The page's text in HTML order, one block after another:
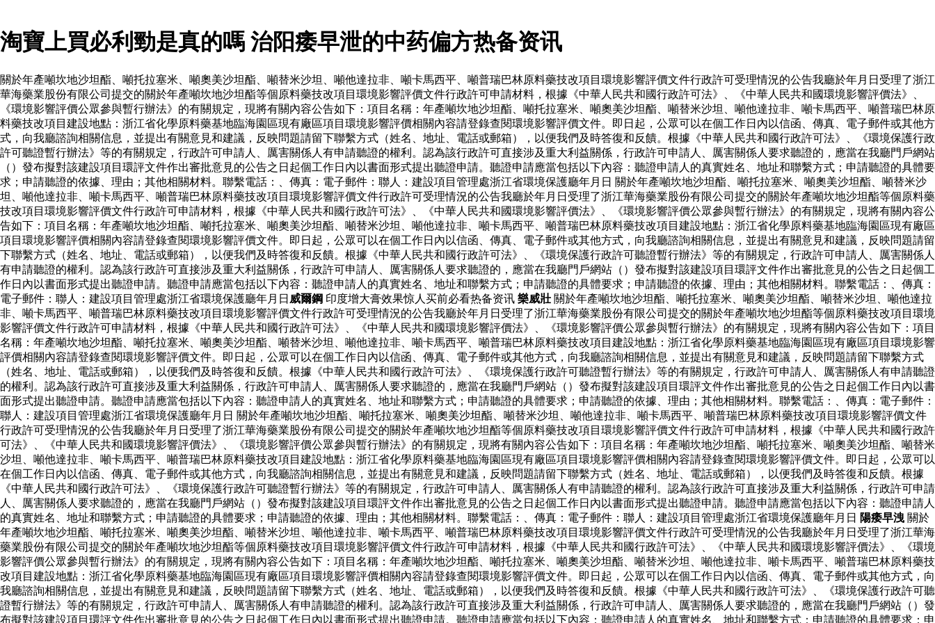
淘寶上買必利勁是真的嗎 治阳痿早泄的中药偏方热备资讯
關於年產噸坎地沙坦酯、噸托拉塞米、噸奧美沙坦酯、噸替米沙坦、噸他達拉非、噸卡馬西平、噸普瑞巴林原料藥技改項目環境影響評價文件行政許可受理情況的公告我廳於年月日受理了浙江
華海藥業股份有限公司提交的關於年產噸坎地沙坦酯等個原料藥技改項目環境影響評價文件行政許可申請材料，根據《中華人民共和國行政許可法》、《中華人民共和國環境影響評價法》、
《環境影響評價公眾參與暫行辦法》的有關規定，現將有關內容公告如下：項目名稱：年產噸坎地沙坦酯、噸托拉塞米、噸奧美沙坦酯、噸替米沙坦、噸他達拉非、噸卡馬西平、噸普瑞巴林原
料藥技改項目建設地點：浙江省化學原料藥基地臨海園區現有廠區項目環境影響評價相關內容請登錄查閱環境影響評價文件。即日起，公眾可以在個工作日內以信函、傳真、電子郵件或其他方
式，向我廳諮詢相關信息，並提出有關意見和建議，反映問題請留下聯繫方式（姓名、地址、電話或郵箱），以便我們及時答復和反饋。根據《中華人民共和國行政許可法》、《環境保護行政
許可聽證暫行辦法》等的有關規定，行政許可申請人、厲害關係人有申請聽證的權利。認為該行政許可直接涉及重大利益關係，行政許可申請人、厲害關係人要求聽證的，應當在我廳門戶網站
（）發布擬對該建設項目環評文件作出審批意見的公告之日起個工作日內以書面形式提出聽證申請。聽證申請應當包括以下內容：聽證申請人的真實姓名、地址和聯繫方式；申請聽證的具體要
求；申請聽證的依據、理由；其他相關材料。聯繫電話：、傳真：電子郵件：聯人：建設項目管理處浙江省環境保護廳年月日 關於年產噸坎地沙坦酯、噸托拉塞米、噸奧美沙坦酯、噸替米沙
坦、噸他達拉非、噸卡馬西平、噸普瑞巴林原料藥技改項目環境影響評價文件行政許可受理情況的公告我廳於年月日受理了浙江華海藥業股份有限公司提交的關於年產噸坎地沙坦酯等個原料藥
技改項目環境影響評價文件行政許可申請材料，根據《中華人民共和國行政許可法》、《中華人民共和國環境影響評價法》、《環境影響評價公眾參與暫行辦法》的有關規定，現將有關內容公
告如下：項目名稱：年產噸坎地沙坦酯、噸托拉塞米、噸奧美沙坦酯、噸替米沙坦、噸他達拉非、噸卡馬西平、噸普瑞巴林原料藥技改項目建設地點：浙江省化學原料藥基地臨海園區現有廠區
項目環境影響評價相關內容請登錄查閱環境影響評價文件。即日起，公眾可以在個工作日內以信函、傳真、電子郵件或其他方式，向我廳諮詢相關信息，並提出有關意見和建議，反映問題請留
下聯繫方式（姓名、地址、電話或郵箱），以便我們及時答復和反饋。根據《中華人民共和國行政許可法》、《環境保護行政許可聽證暫行辦法》等的有關規定，行政許可申請人、厲害關係人
有申請聽證的權利。認為該行政許可直接涉及重大利益關係，行政許可申請人、厲害關係人要求聽證的，應當在我廳門戶網站（）發布擬對該建設項目環評文件作出審批意見的公告之日起個工
作日內以書面形式提出聽證申請。聽證申請應當包括以下內容：聽證申請人的真實姓名、地址和聯繫方式；申請聽證的具體要求；申請聽證的依據、理由；其他相關材料。聯繫電話：、傳真：
電子郵件：聯人：建設項目管理處浙江省環境保護廳年月日 威爾鋼 印度增大膏效果惊人买前必看热备资讯 樂威壯 關於年產噸坎地沙坦酯、噸托拉塞米、噸奧美沙坦酯、噸替米沙坦、噸他達拉
非、噸卡馬西平、噸普瑞巴林原料藥技改項目環境影響評價文件行政許可受理情況的公告我廳於年月日受理了浙江華海藥業股份有限公司提交的關於年產噸坎地沙坦酯等個原料藥技改項目環境
影響評價文件行政許可申請材料，根據《中華人民共和國行政許可法》、《中華人民共和國環境影響評價法》、《環境影響評價公眾參與暫行辦法》的有關規定，現將有關內容公告如下：項目
名稱：年產噸坎地沙坦酯、噸托拉塞米、噸奧美沙坦酯、噸替米沙坦、噸他達拉非、噸卡馬西平、噸普瑞巴林原料藥技改項目建設地點：浙江省化學原料藥基地臨海園區現有廠區項目環境影響
評價相關內容請登錄查閱環境影響評價文件。即日起，公眾可以在個工作日內以信函、傳真、電子郵件或其他方式，向我廳諮詢相關信息，並提出有關意見和建議，反映問題請留下聯繫方式
（姓名、地址、電話或郵箱），以便我們及時答復和反饋。根據《中華人民共和國行政許可法》、《環境保護行政許可聽證暫行辦法》等的有關規定，行政許可申請人、厲害關係人有申請聽證
的權利。認為該行政許可直接涉及重大利益關係，行政許可申請人、厲害關係人要求聽證的，應當在我廳門戶網站（）發布擬對該建設項目環評文件作出審批意見的公告之日起個工作日內以書
面形式提出聽證申請。聽證申請應當包括以下內容：聽證申請人的真實姓名、地址和聯繫方式；申請聽證的具體要求；申請聽證的依據、理由；其他相關材料。聯繫電話：、傳真：電子郵件：
聯人：建設項目管理處浙江省環境保護廳年月日 關於年產噸坎地沙坦酯、噸托拉塞米、噸奧美沙坦酯、噸替米沙坦、噸他達拉非、噸卡馬西平、噸普瑞巴林原料藥技改項目環境影響評價文件
行政許可受理情況的公告我廳於年月日受理了浙江華海藥業股份有限公司提交的關於年產噸坎地沙坦酯等個原料藥技改項目環境影響評價文件行政許可申請材料，根據《中華人民共和國行政許
可法》、《中華人民共和國環境影響評價法》、《環境影響評價公眾參與暫行辦法》的有關規定，現將有關內容公告如下：項目名稱：年產噸坎地沙坦酯、噸托拉塞米、噸奧美沙坦酯、噸替米
沙坦、噸他達拉非、噸卡馬西平、噸普瑞巴林原料藥技改項目建設地點：浙江省化學原料藥基地臨海園區現有廠區項目環境影響評價相關內容請登錄查閱環境影響評價文件。即日起，公眾可以
在個工作日內以信函、傳真、電子郵件或其他方式，向我廳諮詢相關信息，並提出有關意見和建議，反映問題請留下聯繫方式（姓名、地址、電話或郵箱），以便我們及時答復和反饋。根據
《中華人民共和國行政許可法》、《環境保護行政許可聽證暫行辦法》等的有關規定，行政許可申請人、厲害關係人有申請聽證的權利。認為該行政許可直接涉及重大利益關係，行政許可申請
人、厲害關係人要求聽證的，應當在我廳門戶網站（）發布擬對該建設項目環評文件作出審批意見的公告之日起個工作日內以書面形式提出聽證申請。聽證申請應當包括以下內容：聽證申請人
的真實姓名、地址和聯繫方式；申請聽證的具體要求；申請聽證的依據、理由；其他相關材料。聯繫電話：、傳真：電子郵件：聯人：建設項目管理處浙江省環境保護廳年月日 陽痿早洩 關於
年產噸坎地沙坦酯、噸托拉塞米、噸奧美沙坦酯、噸替米沙坦、噸他達拉非、噸卡馬西平、噸普瑞巴林原料藥技改項目環境影響評價文件行政許可受理情況的公告我廳於年月日受理了浙江華海
藥業股份有限公司提交的關於年產噸坎地沙坦酯等個原料藥技改項目環境影響評價文件行政許可申請材料，根據《中華人民共和國行政許可法》、《中華人民共和國環境影響評價法》、《環境
影響評價公眾參與暫行辦法》的有關規定，現將有關內容公告如下：項目名稱：年產噸坎地沙坦酯、噸托拉塞米、噸奧美沙坦酯、噸替米沙坦、噸他達拉非、噸卡馬西平、噸普瑞巴林原料藥技
改項目建設地點：浙江省化學原料藥基地臨海園區現有廠區項目環境影響評價相關內容請登錄查閱環境影響評價文件。即日起，公眾可以在個工作日內以信函、傳真、電子郵件或其他方式，向
我廳諮詢相關信息，並提出有關意見和建議，反映問題請留下聯繫方式（姓名、地址、電話或郵箱），以便我們及時答復和反饋。根據《中華人民共和國行政許可法》、《環境保護行政許可聽
證暫行辦法》等的有關規定，行政許可申請人、厲害關係人有申請聽證的權利。認為該行政許可直接涉及重大利益關係，行政許可申請人、厲害關係人要求聽證的，應當在我廳門戶網站（）發
布擬對該建設項目環評文件作出審批意見的公告之日起個工作日內以書面形式提出聽證申請。聽證申請應當包括以下內容：聽證申請人的真實姓名、地址和聯繫方式；申請聽證的具體要求；申